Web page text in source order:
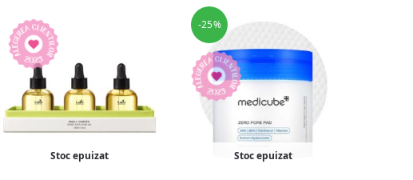
Stoc epuizat
-25%
Stoc epuizat